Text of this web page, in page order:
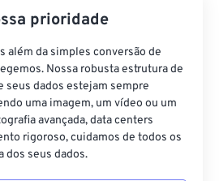
prioridade
além da simples conversão de
Nossa robusta estrutura de
seus dados estejam sempre
uma imagem, um vídeo ou um
avançada, data centers
rigoroso, cuidamos de todos os
dos seus dados.